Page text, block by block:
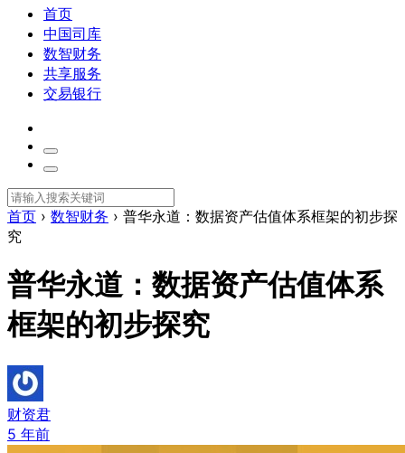
首页
中国司库
数智财务
共享服务
交易银行
首页 › 数智财务 › 普华永道：数据资产估值体系框架的初步探
究
普华永道：数据资产估值体系
框架的初步探究
财资君
5 年前